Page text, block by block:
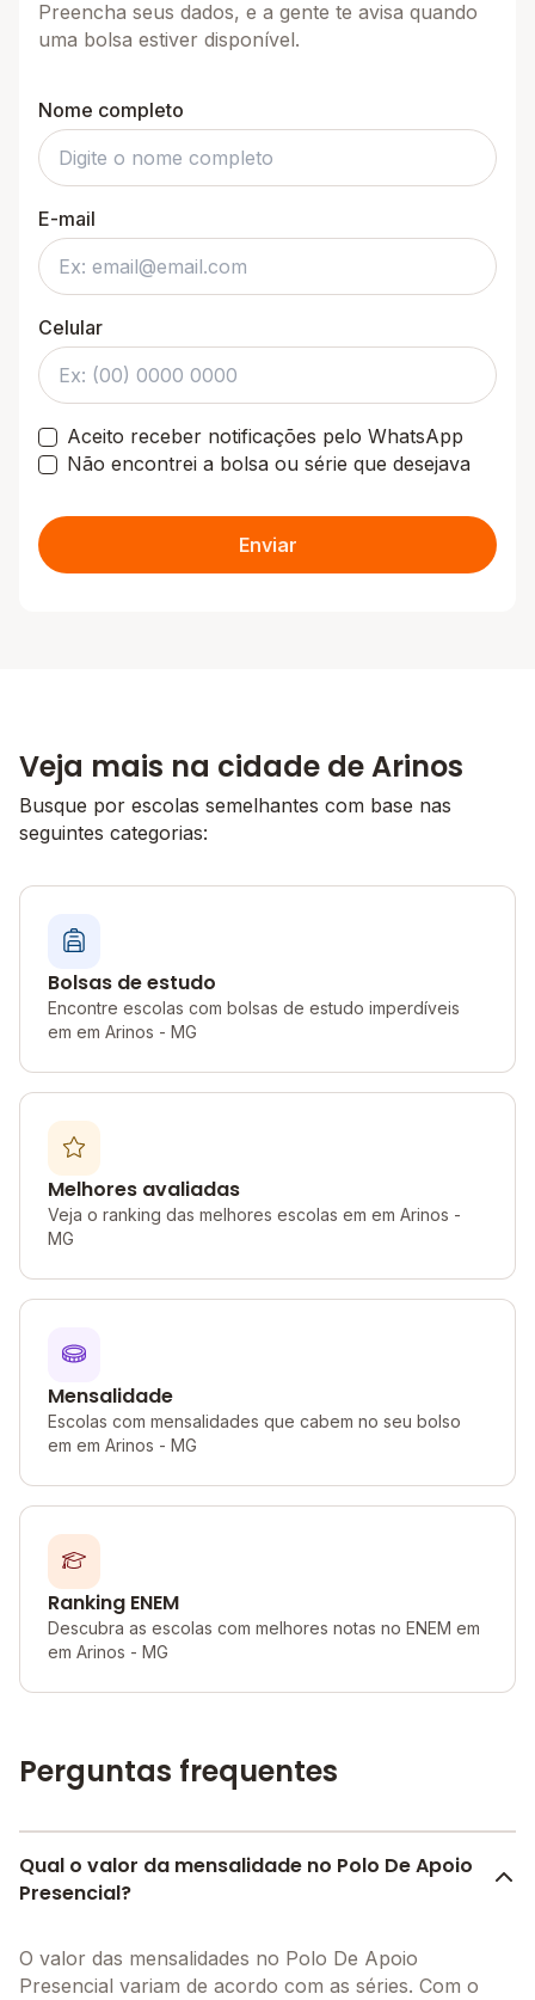
Preencha seus dados, e a gente te avisa quando
uma bolsa estiver disponível.
Nome completo
E-mail
Celular
Aceito receber notificações pelo WhatsApp
Não encontrei a bolsa ou série que desejava
Enviar
Veja mais na cidade de Arinos
Busque por escolas semelhantes com base nas
seguintes categorias:
Bolsas de estudo
Encontre escolas com bolsas de estudo imperdíveis
em em Arinos - MG
Melhores avaliadas
Veja o ranking das melhores escolas em em Arinos -
MG
Mensalidade
Escolas com mensalidades que cabem no seu bolso
em em Arinos - MG
Ranking ENEM
Descubra as escolas com melhores notas no ENEM em
em Arinos - MG
Perguntas frequentes
Qual o valor da mensalidade no Polo De Apoio
Presencial?
O valor das mensalidades no Polo De Apoio
Presencial variam de acordo com as séries. Com o